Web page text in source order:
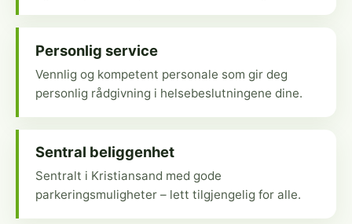
Personlig service
Vennlig og kompetent personale som gir deg
personlig rådgivning i helsebeslutningene dine.
Sentral beliggenhet
Sentralt i Kristiansand med gode
parkeringsmuligheter – lett tilgjengelig for alle.